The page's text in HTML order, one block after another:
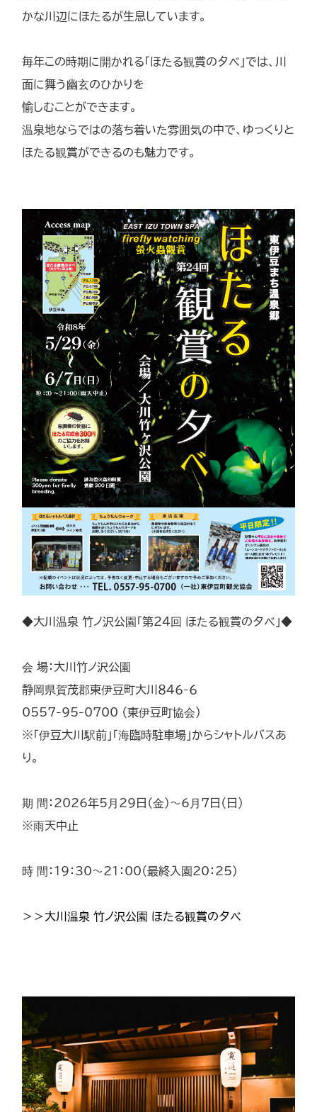
かな川辺にほたるが生息しています。
毎年この時期に開かれる「ほたる観賞の夕べ」では、川
面に舞う幽玄のひかりを
愉しむことができます。
温泉地ならではの落ち着いた雰囲気の中で、ゆっくりと
ほたる観賞ができるのも魅力です。
◆大川温泉 竹ノ沢公園「第24回 ほたる観賞の夕べ」◆
会 場：大川竹ノ沢公園
静岡県賀茂郡東伊豆町大川８４６-６
0557-95-0700 （東伊豆町協会）
※「伊豆大川駅前」「海臨時駐車場」からシャトルバスあ
り。
期 間：2026年5月29日（金）～6月7日（日）
※雨天中止
時 間：19：30～21：00（最終入園20：25）
＞＞大川温泉 竹ノ沢公園 ほたる観賞の夕べ